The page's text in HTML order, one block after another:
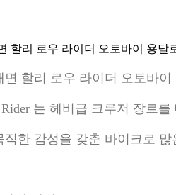
할리 로우 라이더 오토바이
는 헤비급 크루저 장르
한 감성을 갖춘 바이크로